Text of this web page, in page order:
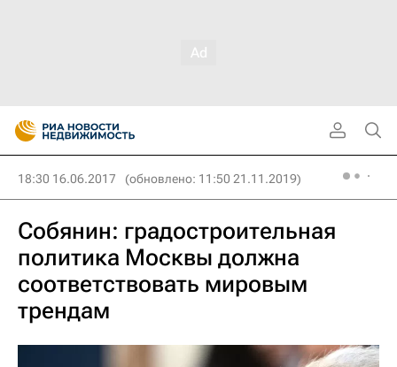
18:30 16.06.2017 (обновлено: 11:50 21.11.2019)
Собянин: градостроительная
политика Москвы должна
соответствовать мировым
трендам